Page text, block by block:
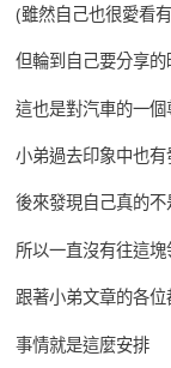
(雖然自己也很愛看
但輪到自己要分享
這也是對汽車的一個
小弟過去印象中也
後來發現自己真的
所以一直沒有往這
跟著小弟文章的各
事情就是這麼安排